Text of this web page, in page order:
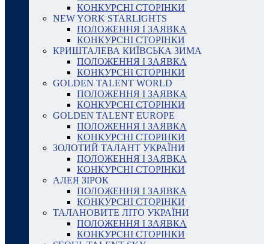
КОНКУРСНІ СТОРІНКИ
NEW YORK STARLIGHTS
ПОЛОЖЕННЯ І ЗАЯВКА
КОНКУРСНІ СТОРІНКИ
КРИШТАЛЕВА КИЇВСЬКА ЗИМА
ПОЛОЖЕННЯ І ЗАЯВКА
КОНКУРСНІ СТОРІНКИ
GOLDEN TALENT WORLD
ПОЛОЖЕННЯ І ЗАЯВКА
КОНКУРСНІ СТОРІНКИ
GOLDEN TALENT EUROPE
ПОЛОЖЕННЯ І ЗАЯВКА
КОНКУРСНІ СТОРІНКИ
ЗОЛОТИЙ ТАЛАНТ УКРАЇНИ
ПОЛОЖЕННЯ І ЗАЯВКА
КОНКУРСНІ СТОРІНКИ
АЛЕЯ ЗІРОК
ПОЛОЖЕННЯ І ЗАЯВКА
КОНКУРСНІ СТОРІНКИ
ТАЛАНОВИТЕ ЛІТО УКРАЇНИ
ПОЛОЖЕННЯ І ЗАЯВКА
КОНКУРСНІ СТОРІНКИ